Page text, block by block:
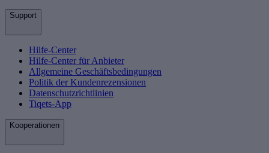
Support
Hilfe-Center
Hilfe-Center für Anbieter
Allgemeine Geschäftsbedingungen
Politik der Kundenrezensionen
Datenschutzrichtlinien
Tiqets-App
Kooperationen